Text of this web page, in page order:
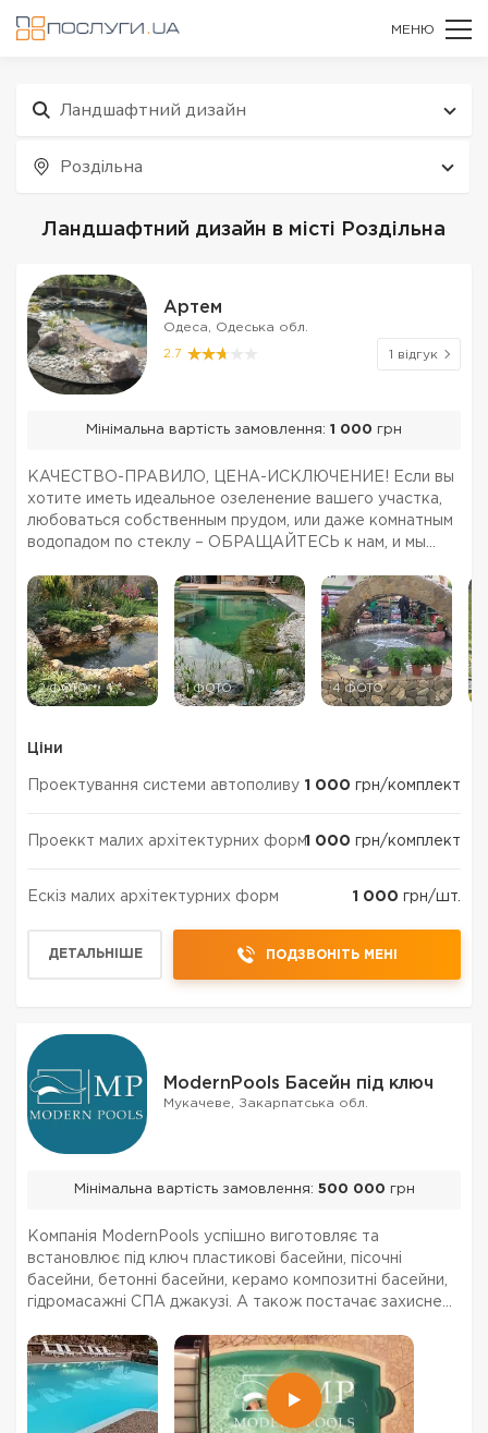
МЕНЮ
Ландшафтний дизайн
Роздільна
Ландшафтний дизайн в місті Роздільна
Артем
Одеса, Одеська обл.
2.7 1 відгук
Мінімальна вартість замовлення: 1 000 грн
КАЧЕСТВО-ПРАВИЛО, ЦЕНА-ИСКЛЮЧЕНИЕ! Если вы
хотите иметь идеальное озеленение вашего участка,
любоваться собственным прудом, или даже комнатным
водопадом по стеклу – ОБРАЩАЙТЕСЬ к нам, и мы
профессионалов предлагает широкий спектр услуг, а
многолетний опыт ...
2 ФОТО 1 ФОТО 4 ФОТО
Ціни
Проектування системи автополиву 1 000 грн/комплект
Проеккт малих архітектурних форм1 000 грн/комплект
Ескіз малих архітектурних форм 1 000 грн/шт.
ДЕТАЛЬНІШЕ ПОДЗВОНІТЬ МЕНІ
ModernPools Басейн під ключ
Мукачеве, Закарпатська обл.
Мінімальна вартість замовлення: 500 000 грн
Компанія ModernPools успішно виготовляє та
встановлює під ключ пластикові басейни, пісочні
басейни, бетонні басейни, керамо композитні басейни,
гідромасажні СПА джакузі. А також постачає захисне
огорожі для зовнішніх басейнів, інше обладнання...